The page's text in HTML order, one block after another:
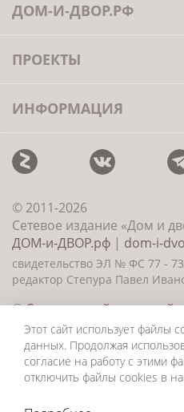
ДОМ-И-ДВОР.РФ
ПРОЕКТЫ
ИНФОРМАЦИЯ
© 2011-2026
Сетевое издание «Дом и
ДОМ-и-ДВОР.рф | dom-i-
свидетельство ЭЛ № ФС 77 -
редактор Степура Павел
©Создание сайта и дизайн
2026
Этот сайт использует файлы
данных. Продолжая
согласие на работу с этими
отключить файлы cookies в